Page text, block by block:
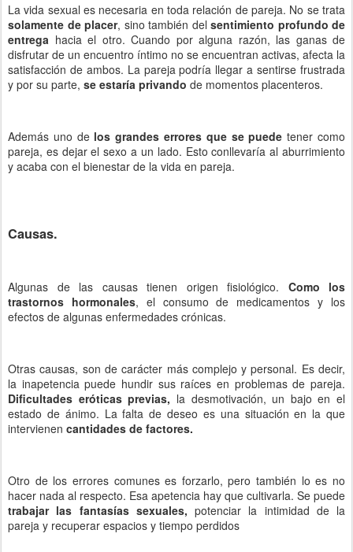
La vida sexual es necesaria en toda relación de pareja. No se trata
solamente de placer, sino también del sentimiento profundo de
entrega hacia el otro. Cuando por alguna razón, las ganas de
disfrutar de un encuentro íntimo no se encuentran activas, afecta la
satisfacción de ambos. La pareja podría llegar a sentirse frustrada
y por su parte, se estaría privando de momentos placenteros.
Además uno de los grandes errores que se puede tener como
pareja, es dejar el sexo a un lado. Esto conllevaría al aburrimiento
y acaba con el bienestar de la vida en pareja.
Causas.
Algunas de las causas tienen origen fisiológico. Como los
trastornos hormonales, el consumo de medicamentos y los
efectos de algunas enfermedades crónicas.
Otras causas, son de carácter más complejo y personal. Es decir,
la inapetencia puede hundir sus raíces en problemas de pareja.
Dificultades eróticas previas, la desmotivación, un bajo en el
estado de ánimo. La falta de deseo es una situación en la que
intervienen cantidades de factores.
Otro de los errores comunes es forzarlo, pero también lo es no
hacer nada al respecto. Esa apetencia hay que cultivarla. Se puede
trabajar las fantasías sexuales, potenciar la intimidad de la
pareja y recuperar espacios y tiempo perdidos